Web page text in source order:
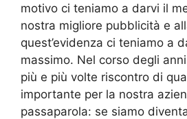
motivo ci teniamo a darvi il
nostra migliore pubblicità e
quest’evidenza ci teniamo a
massimo. Nel corso degli
più e più volte riscontro di
importante per la nostra
passaparola: se siamo